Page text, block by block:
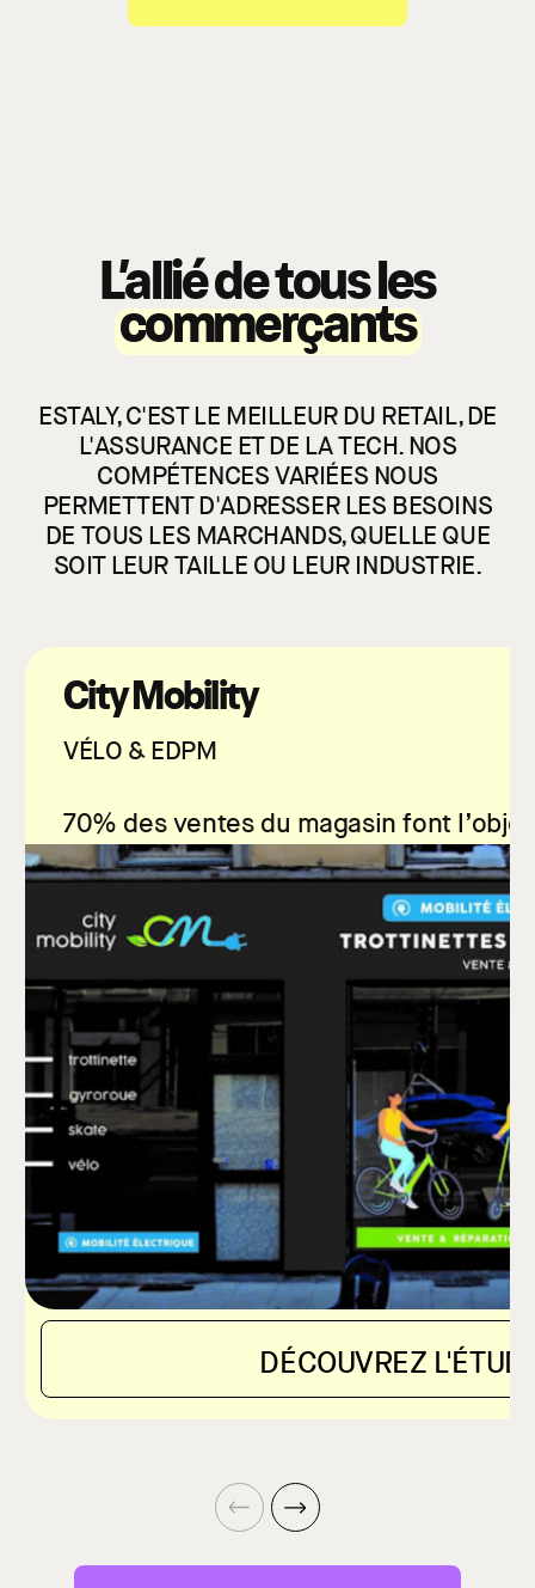
L’allié de tous les
commerçants
ESTALY, C'EST LE MEILLEUR DU RETAIL, DE
L'ASSURANCE ET DE LA TECH. NOS
COMPÉTENCES VARIÉES NOUS
PERMETTENT D'ADRESSER LES BESOINS
DE TOUS LES MARCHANDS, QUELLE QUE
SOIT LEUR TAILLE OU LEUR INDUSTRIE.
City Mobility
VÉLO & EDPM
70% des ventes du magasin font
DÉCOUVREZ